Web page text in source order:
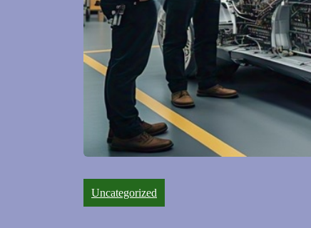
Uncategorized